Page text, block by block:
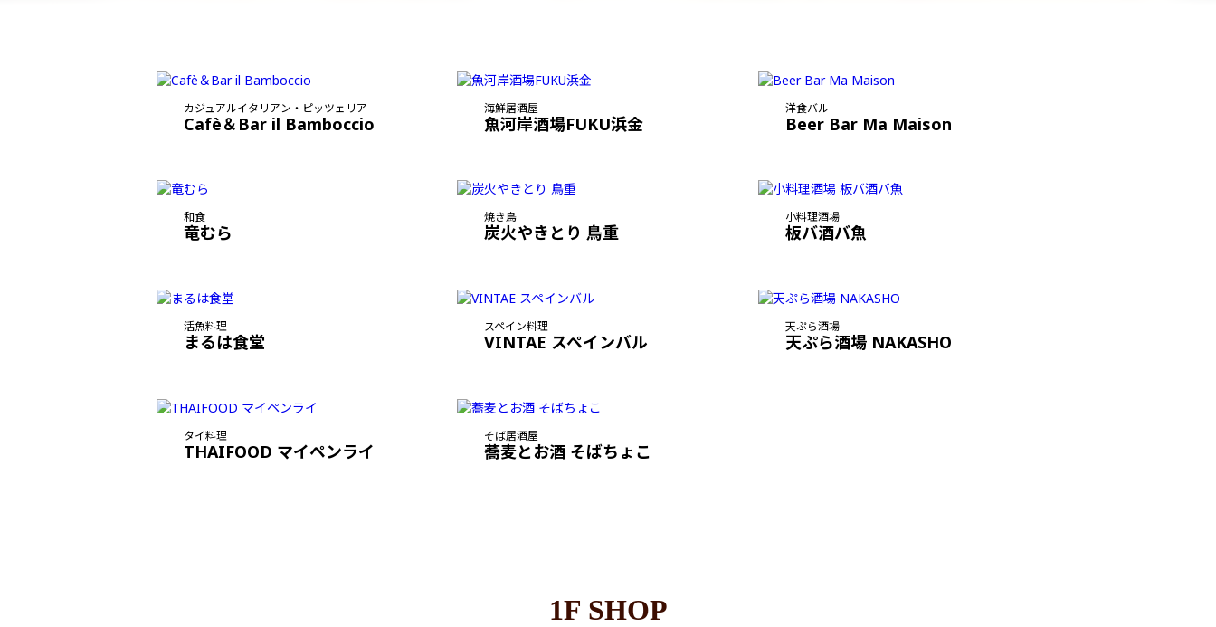
カジュアルイタリアン・ピッツェリア
Cafè＆Bar il Bamboccio
海鮮居酒屋
魚河岸酒場FUKU浜金
洋食バル
Beer Bar Ma Maison
和食
竜むら
焼き鳥
炭火やきとり 鳥重
小料理酒場
板バ酒バ魚
活魚料理
まるは食堂
スペイン料理
VINTAE スペインバル
天ぷら酒場
天ぷら酒場 NAKASHO
タイ料理
THAIFOOD マイペンライ
そば居酒屋
蕎麦とお酒 そばちょこ
1F SHOP